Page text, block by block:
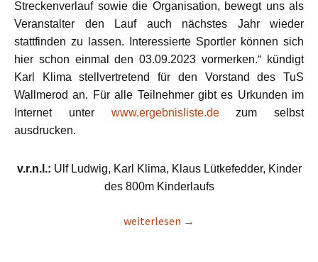
Streckenverlauf sowie die Organisation, bewegt uns als
Veranstalter den Lauf auch nächstes Jahr wieder
stattfinden zu lassen. Interessierte Sportler können sich
hier schon einmal den 03.09.2023 vormerken.“ kündigt
Karl Klima stellvertretend für den Vorstand des TuS
Wallmerod an. Für alle Teilnehmer gibt es Urkunden im
Internet unter www.ergebnisliste.dezum selbst
ausdrucken.
v.r.n.l.: Ulf Ludwig, Karl Klima, Klaus Lütkefedder, Kinder
des 800m Kinderlaufs
30. Bahnhofslauf in Wallmerod
weiterlesen →